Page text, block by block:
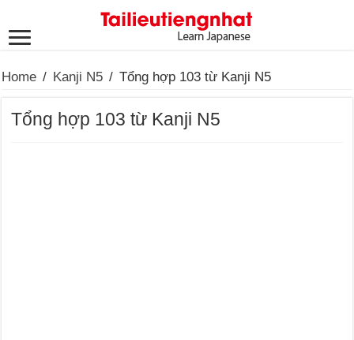
Home / Kanji N5 / Tổng hợp 103 từ Kanji N5
Tổng hợp 103 từ Kanji N5